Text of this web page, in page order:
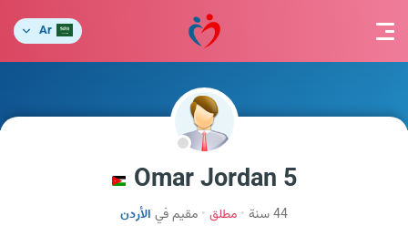
Ar
Omar Jordan 5
44 سنة مطلق مقيم في الأردن